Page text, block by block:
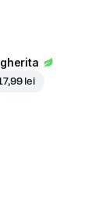
lei